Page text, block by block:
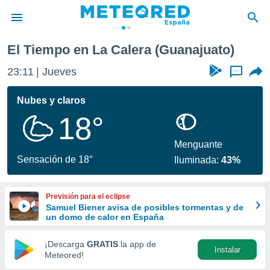
de
por
se
calidad.
a este
las
y
forma
digital
basada
El Tiempo en La Calera (Guanajuato)
23:11 Jueves ...
Nubes y claros
18°
Sensación de 18°
Menguante
Iluminada:43%
Previsión para el eclipse
Samuel Biener avisa de posibles tormentas y de
un domo de calor en España
¡Descarga GRATIS la app de
Meteored!
Instalar